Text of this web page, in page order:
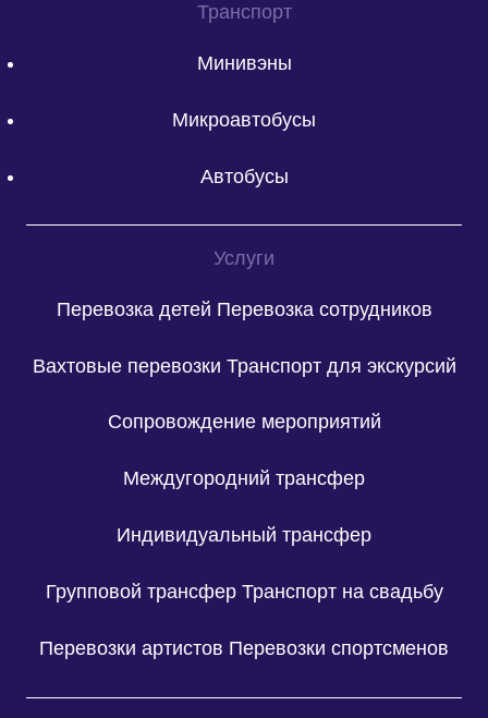
Транспорт
Минивэны
Микроавтобусы
Автобусы
Услуги
Перевозка детей Перевозка сотрудников
Вахтовые перевозки Транспорт для экскурсий
Сопровождение мероприятий
Междугородний трансфер
Индивидуальный трансфер
Групповой трансфер Транспорт на свадьбу
Перевозки артистов Перевозки спортсменов